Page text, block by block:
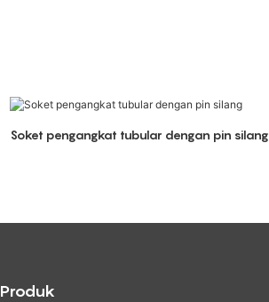
Soket pengangkat tubular dengan pin silang
Produk